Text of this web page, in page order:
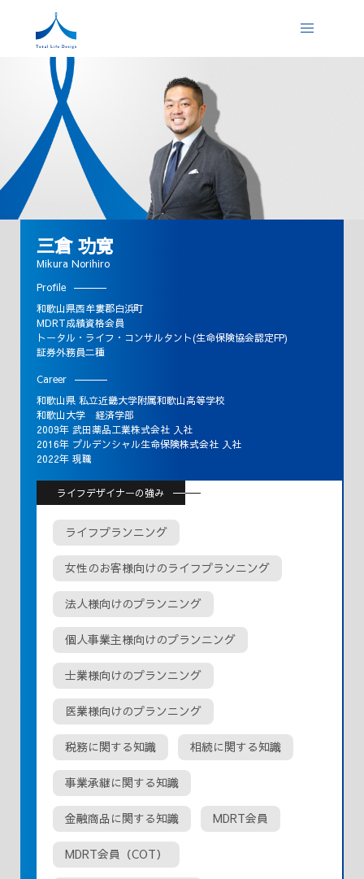
三倉 功寛
Mikura Norihiro
Profile
和歌山県西牟婁郡白浜町
MDRT成績資格会員
トータル・ライフ・コンサルタント(生命保険協会認定FP)
証券外務員二種
Career
和歌山県 私立近畿大学附属和歌山高等学校
和歌山大学 経済学部
2009年 武田薬品工業株式会社 入社
2016年 プルデンシャル生命保険株式会社 入社
2022年 現職
ライフデザイナーの強み
ライフプランニング
女性のお客様向けのライフプランニング
法人様向けのプランニング
個人事業主様向けのプランニング
士業様向けのプランニング
医業様向けのプランニング
税務に関する知識 相続に関する知識
事業承継に関する知識
金融商品に関する知識 MDRT会員
MDRT会員（COT）